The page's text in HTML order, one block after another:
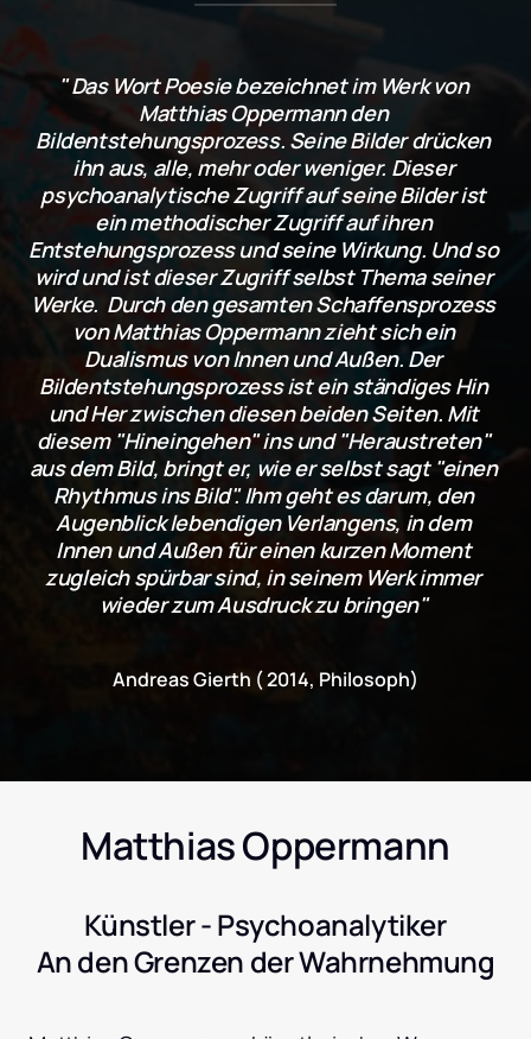
" Das Wort Poesie bezeichnet im Werk von
Matthias Oppermann den
Bildentstehungsprozess. Seine Bilder drücken
ihn aus, alle, mehr oder weniger. Dieser
psychoanalytische Zugriff auf seine Bilder ist
ein methodischer Zugriff auf ihren
Entstehungsprozess und seine Wirkung. Und so
wird und ist dieser Zugriff selbst Thema seiner
Werke.  Durch den gesamten Schaffensprozess
von Matthias Oppermann zieht sich ein
Dualismus von Innen und Außen. Der
Bildentstehungsprozess ist ein ständiges Hin
und Her zwischen diesen beiden Seiten. Mit
diesem "Hineingehen" ins und "Heraustreten"
aus dem Bild, bringt er, wie er selbst sagt "einen
Rhythmus ins Bild". Ihm geht es darum, den
Augenblick lebendigen Verlangens, in dem
Innen und Außen für einen kurzen Moment
zugleich spürbar sind, in seinem Werk immer
wieder zum Ausdruck zu bringen"
Andreas Gierth ( 2014, Philosoph)
Matthias Oppermann
Künstler - Psychoanalytiker
An den Grenzen der Wahrnehmung